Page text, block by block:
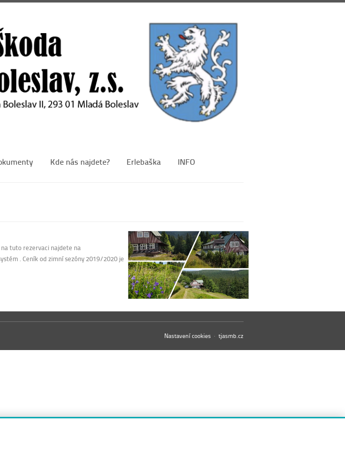
Kde nás najdete? Erlebaška INFO
na tuto rezervaci najdete na
. Ceník od zimní sezóny 2019/2020 je
Nastavení cookies · tjasmb.cz